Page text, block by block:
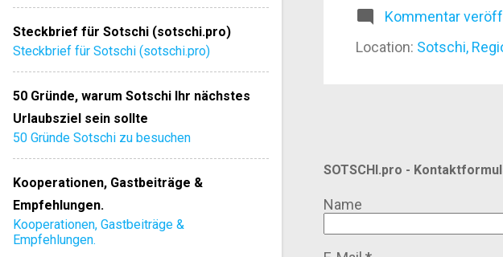
warum
ein improvisierter
Charme aus. Ich
Kommentar
Location: Sotschi,
SOTSCHI.pro -
Name
Steckbrief für Sotschi (sotschi.pro)
Steckbrief für Sotschi (sotschi.pro)
50 Gründe, warum Sotschi Ihr nächstes
Urlaubsziel sein sollte
50 Gründe Sotschi zu besuchen
Kooperationen, Gastbeiträge &
Empfehlungen.
Kooperationen, Gastbeiträge &
Empfehlungen.